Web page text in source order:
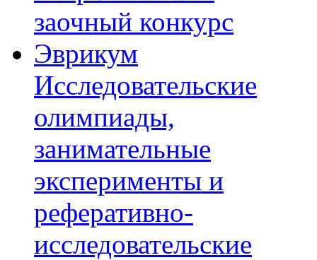
заочный конкурс
Эврикум
Исследовательские
олимпиады,
занимательные
эксперименты и
реферативно-
исследовательские